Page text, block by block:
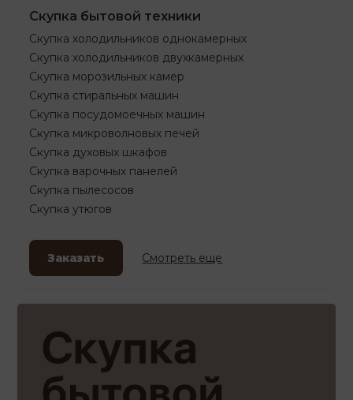
Скупка бытовой техники
Скупка холодильников однокамерных
Скупка холодильников двухкамерных
Скупка морозильных камер
Скупка стиральных машин
Скупка посудомоечных машин
Скупка микроволновых печей
Скупка духовых шкафов
Скупка варочных панелей
Скупка пылесосов
Скупка утюгов
Заказать Смотреть еще